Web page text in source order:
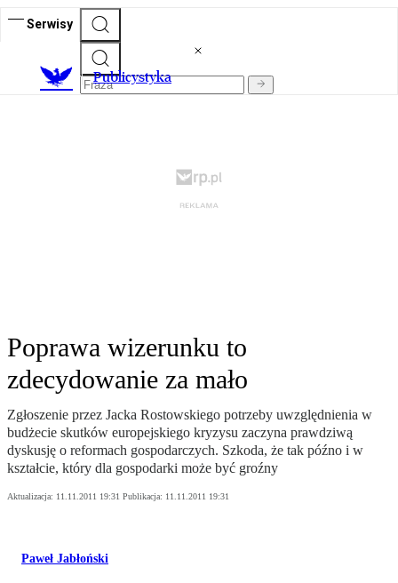
Serwisy
Publicystyka
Poprawa wizerunku to
zdecydowanie za mało
Zgłoszenie przez Jacka Rostowskiego potrzeby uwzględnienia w
budżecie skutków europejskiego kryzysu zaczyna prawdziwą
dyskusję o reformach gospodarczych. Szkoda, że tak późno i w
kształcie, który dla gospodarki może być groźny
Aktualizacja: 11.11.2011 19:31 Publikacja: 11.11.2011 19:31
Paweł Jabłoński